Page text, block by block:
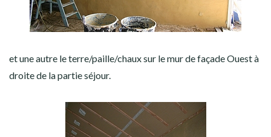
et une autre le terre/paille/chaux sur le mur de façade Ouest à
droite de la partie séjour.